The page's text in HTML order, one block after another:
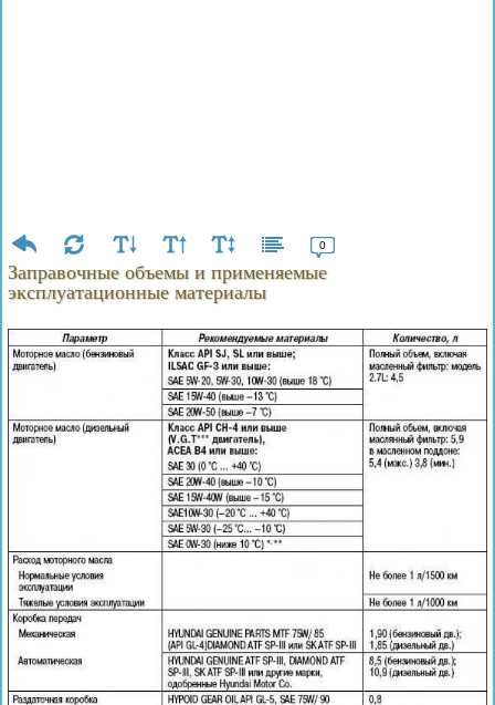
0
Заправочные объемы и применяемые
эксплуатационные материалы